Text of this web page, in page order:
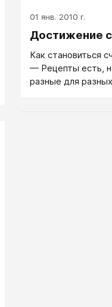
01 янв. 2010 г.
Достижение
Как становиться
— Рецепты есть,
разные для